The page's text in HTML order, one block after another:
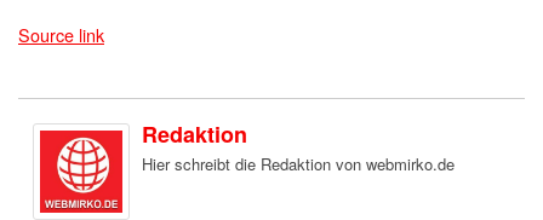
Source link
Redaktion
Hier schreibt die Redaktion von webmirko.de